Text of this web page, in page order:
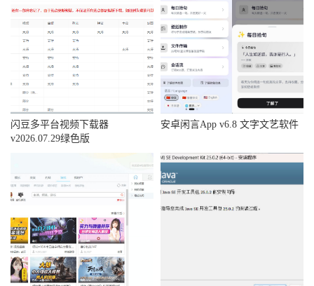
闪豆多平台视频下载器
v2026.07.29绿色版
安卓闲言App v6.8 文字文艺软件